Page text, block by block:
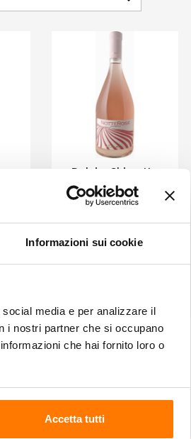
Informazioni sui cookie
media e per analizzare il
i nostri partner che si occupano
che hai fornito loro o
Accetta tutti
Delai - Chiaretto
Notte Rosa
11,00 €